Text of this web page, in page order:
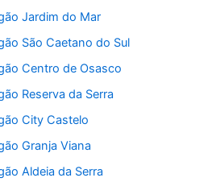
Jardim do Mar
São Caetano do Sul
Centro de Osasco
Reserva da Serra
City Castelo
Granja Viana
Aldeia da Serra